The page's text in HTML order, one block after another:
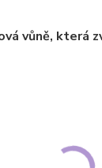
vůně, která